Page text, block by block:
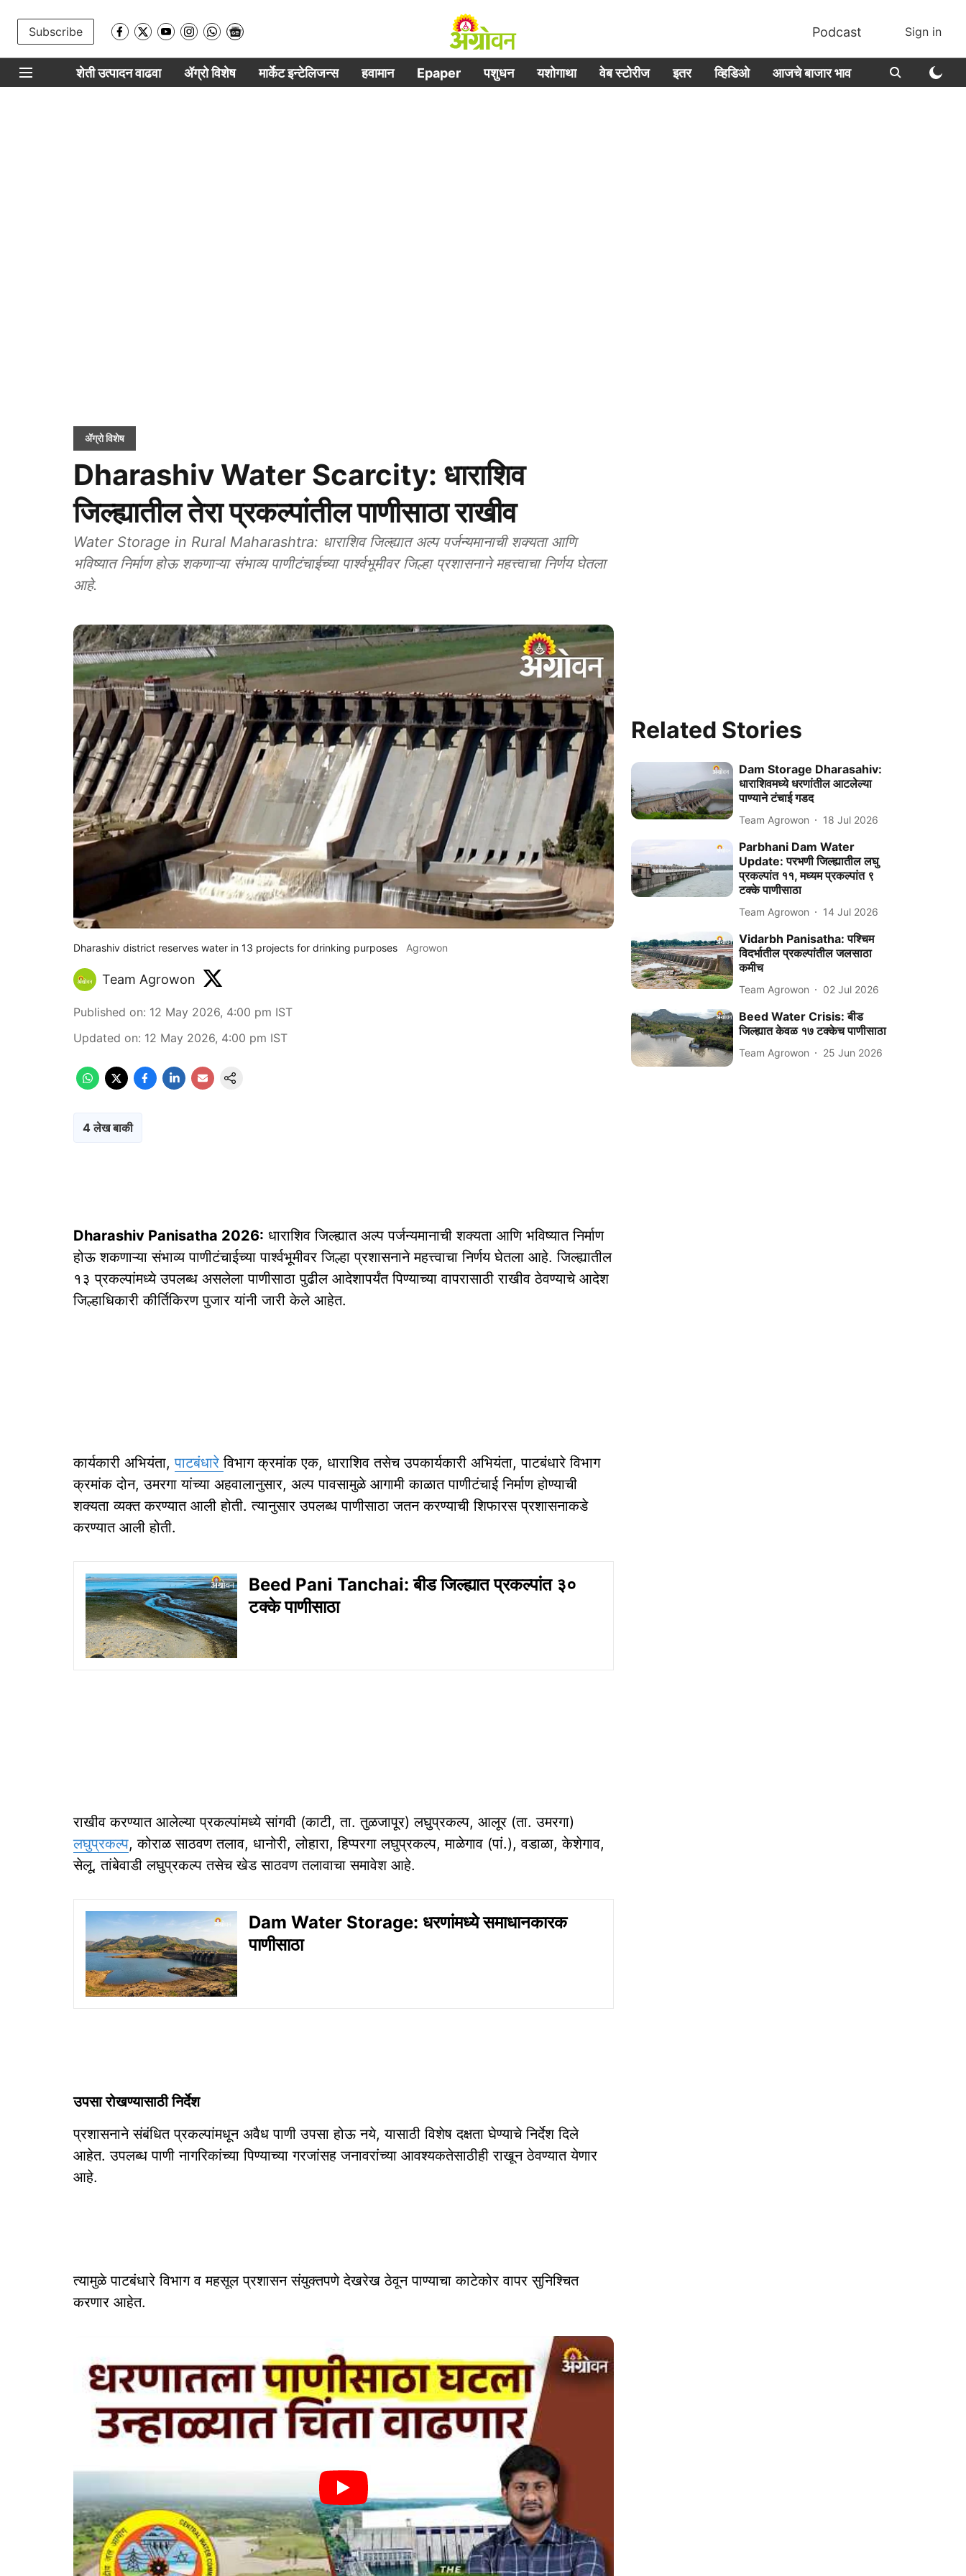
Subscribe Podcast Sign in
शेती उत्पादन वाढवा ॲग्रो विशेष मार्केट इन्टेलिजन्स हवामान Epaper पशुधन यशोगाथा वेब स्टोरीज इतर व्हिडिओ आजचे बाजार भाव
ॲग्रो विशेष
Dharashiv Water Scarcity: धाराशिव
जिल्ह्यातील तेरा प्रकल्पांतील पाणीसाठा राखीव
Water Storage in Rural Maharashtra: धाराशिव जिल्ह्यात अल्प पर्जन्यमानाची शक्यता आणि
भविष्यात निर्माण होऊ शकणाऱ्या संभाव्य पाणीटंचाईच्या पार्श्वभूमीवर जिल्हा प्रशासनाने महत्त्वाचा निर्णय घेतला
आहे.
Dharashiv district reserves water in 13 projects for drinking purposes Agrowon
Team Agrowon
Published on: 12 May 2026, 4:00 pm IST
Updated on: 12 May 2026, 4:00 pm IST
4 लेख बाकी
Dharashiv Panisatha 2026: धाराशिव जिल्ह्यात अल्प पर्जन्यमानाची शक्यता आणि भविष्यात निर्माण
होऊ शकणाऱ्या संभाव्य पाणीटंचाईच्या पार्श्वभूमीवर जिल्हा प्रशासनाने महत्त्वाचा निर्णय घेतला आहे. जिल्ह्यातील
१३ प्रकल्पांमध्ये उपलब्ध असलेला पाणीसाठा पुढील आदेशापर्यंत पिण्याच्या वापरासाठी राखीव ठेवण्याचे आदेश
जिल्हाधिकारी कीर्तिकिरण पुजार यांनी जारी केले आहेत.
कार्यकारी अभियंता,पाटबंधारेविभाग क्रमांक एक, धाराशिव तसेच उपकार्यकारी अभियंता, पाटबंधारे विभाग
क्रमांक दोन, उमरगा यांच्या अहवालानुसार, अल्प पावसामुळे आगामी काळात पाणीटंचाई निर्माण होण्याची
शक्यता व्यक्त करण्यात आली होती. त्यानुसार उपलब्ध पाणीसाठा जतन करण्याची शिफारस प्रशासनाकडे
करण्यात आली होती.
Beed Pani Tanchai: बीड जिल्ह्यात प्रकल्पांत ३०
टक्के पाणीसाठा
राखीव करण्यात आलेल्या प्रकल्पांमध्ये सांगवी (काटी, ता. तुळजापूर) लघुप्रकल्प, आलूर (ता. उमरगा)
लघुप्रकल्प, कोराळ साठवण तलाव, धानोरी, लोहारा, हिप्परगा लघुप्रकल्प, माळेगाव (पां.), वडाळा, केशेगाव,
सेलू, तांबेवाडी लघुप्रकल्प तसेच खेड साठवण तलावाचा समावेश आहे.
Dam Water Storage: धरणांमध्ये समाधानकारक
पाणीसाठा
उपसा रोखण्यासाठी निर्देश
प्रशासनाने संबंधित प्रकल्पांमधून अवैध पाणी उपसा होऊ नये, यासाठी विशेष दक्षता घेण्याचे निर्देश दिले
आहेत. उपलब्ध पाणी नागरिकांच्या पिण्याच्या गरजांसह जनावरांच्या आवश्यकतेसाठीही राखून ठेवण्यात येणार
आहे.
त्यामुळे पाटबंधारे विभाग व महसूल प्रशासन संयुक्तपणे देखरेख ठेवून पाण्याचा काटेकोर वापर सुनिश्चित
करणार आहेत.
Related Stories
Dam Storage Dharasahiv:
धाराशिवमध्ये धरणांतील आटलेल्या
पाण्याने टंचाई गडद
Team Agrowon 18 Jul 2026
Parbhani Dam Water
Update: परभणी जिल्ह्यातील लघु
प्रकल्पांत ११, मध्यम प्रकल्पांत ९
टक्के पाणीसाठा
Team Agrowon 14 Jul 2026
Vidarbh Panisatha: पश्चिम
विदर्भातील प्रकल्पांतील जलसाठा
कमीच
Team Agrowon 02 Jul 2026
Beed Water Crisis: बीड
जिल्ह्यात केवळ १७ टक्केच पाणीसाठा
Team Agrowon 25 Jun 2026